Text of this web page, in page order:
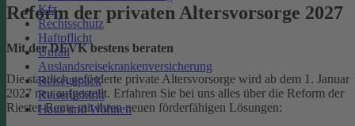
Kfz
Rechtsschutz
Haftpflicht
Unfall
Auslandsreisekrankenversicherung
Reisegepäck
Reiserücktritt
Haus und Wohnen
Reform der privaten Altersvorsorge 2027
Mit der DEVK bestens beraten
Die staatlich geförderte private Altersvorsorge wird ab dem 1. Januar
2027 neu aufgestellt. Erfahren Sie bei uns alles über die Reform der
Riester-Rente mit ihren neuen förderfähigen Lösungen: